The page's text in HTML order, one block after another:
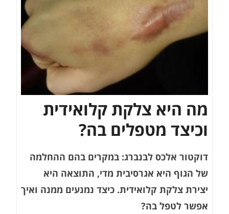
מה היא צלקת קלואידית
וכיצד מטפלים בה?
דוקטור אלכס לבנברג: במקרים בהם ההחלמה
של הגוף היא אגרסיבית מדי, התוצאה היא
יצירת צלקת קלואידית. כיצד נמנעים ממנה ואיך
אפשר לטפל בה?